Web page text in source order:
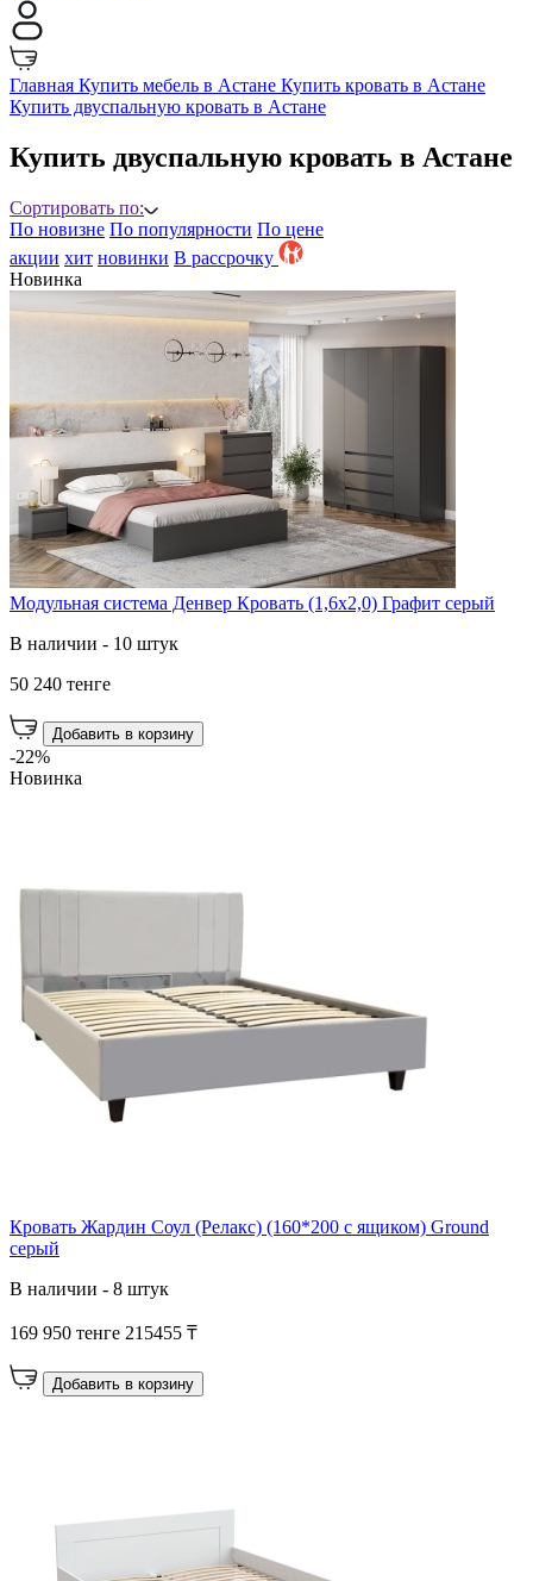
Главная Купить мебель в Астане Купить кровать в Астане
Купить двуспальную кровать в Астане
Купить двуспальную кровать в Астане
Сортировать по:
По новизне По популярности По цене
акции хит новинки B рассрочку
Новинка
Модульная система Денвер Кровать (1,6х2,0) Графит серый
В наличии - 10 штук
50 240 тенге
Добавить в корзину
-22%
Новинка
Кровать Жардин Соул (Релакс) (160*200 с ящиком) Ground
серый
В наличии - 8 штук
169 950 тенге 215455 ₸
Добавить в корзину